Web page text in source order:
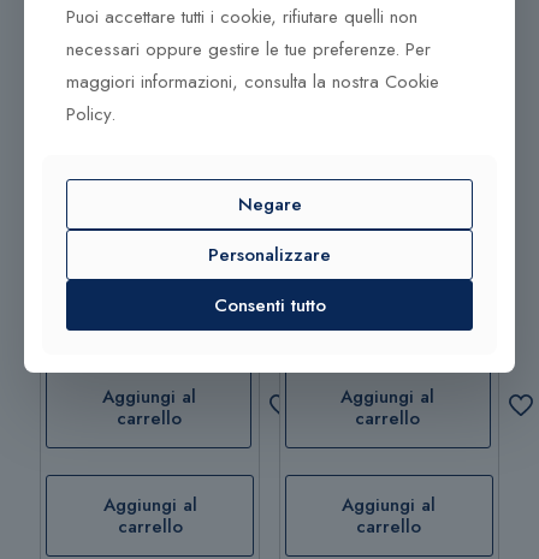
Aggiungi al
carrello
Leggi tutto
Smartwatch TecnoChic
Aggiungi al
carrello
Aggiungi al
carrello
Smartwatch TecnoChic
Aggiungi al
carrello
Aggiungi al
carrello
Puoi accettare tutti i cookie, rifiutare quelli non
necessari oppure gestire le tue preferenze. Per
maggiori informazioni, consulta la nostra Cookie
Policy.
Negare
Personalizzare
Consenti tutto